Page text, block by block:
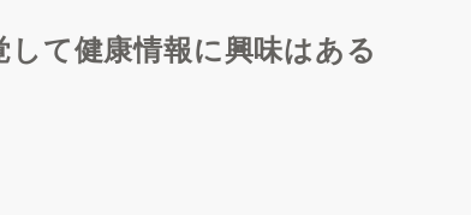
て健康情報に興味はある